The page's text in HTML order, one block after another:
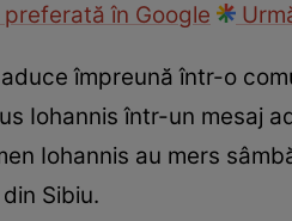
în Google
împreună într-o
Iohannis într-un mesaj
Iohannis au mers
Sibiu.